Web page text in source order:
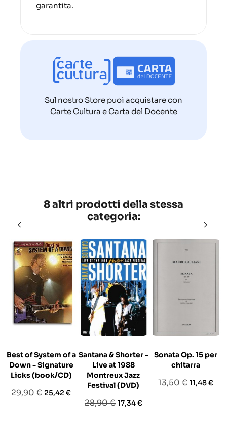
garantita.
Sul nostro Store puoi acquistare con
Carte Cultura e Carta del Docente
8 altri prodotti della stessa
categoria:
Best of System of a
Down - Signature
Licks (book/CD)
Prezzo
29,90 € Prezzo
25,42 €
Santana & Shorter -
Live at 1988
Montreux Jazz
Festival (DVD)
Prezzo
28,90 € Prezzo
17,34 €
Sonata Op. 15 per
chitarra
Prezzo
13,50 € Prezzo
11,48 €